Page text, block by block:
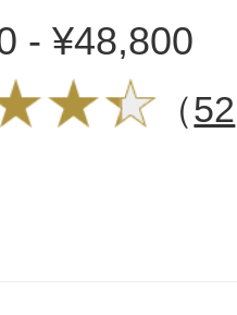
- ¥48,800
（52